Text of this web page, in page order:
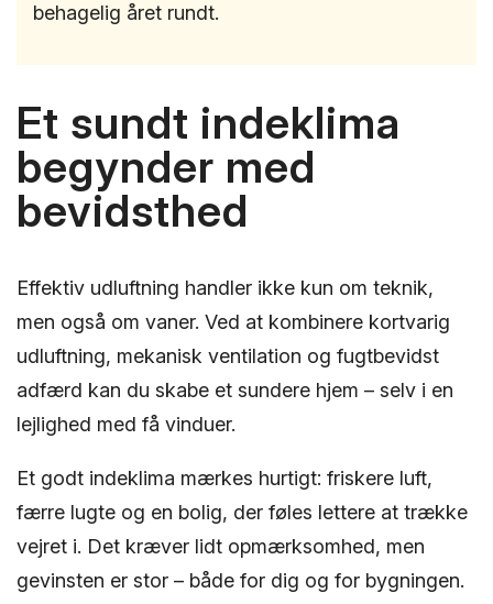
behagelig året rundt.
Et sundt indeklima
begynder med
bevidsthed
Effektiv udluftning handler ikke kun om teknik,
men også om vaner. Ved at kombinere kortvarig
udluftning, mekanisk ventilation og fugtbevidst
adfærd kan du skabe et sundere hjem – selv i en
lejlighed med få vinduer.
Et godt indeklima mærkes hurtigt: friskere luft,
færre lugte og en bolig, der føles lettere at trække
vejret i. Det kræver lidt opmærksomhed, men
gevinsten er stor – både for dig og for bygningen.